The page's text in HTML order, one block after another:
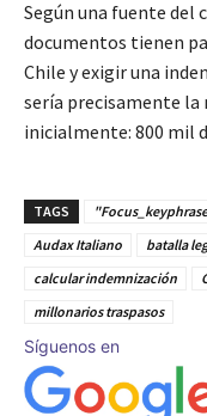
Según una fuente del
documentos tienen
Chile y exigir una
sería precisamente la
inicialmente: 800 mil
TAGS
Audax Italiano
batalla
calcular indemnización
millonarios traspasos
Síguenos en